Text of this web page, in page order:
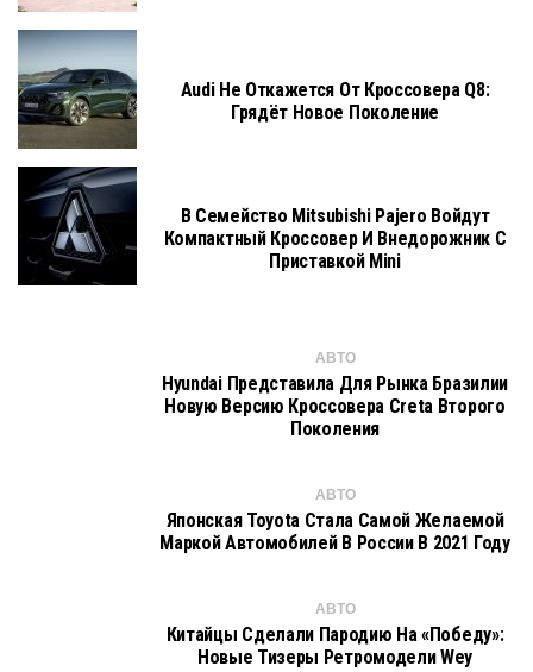
Audi Не Откажется От Кроссовера Q8:
Грядёт Новое Поколение
В Семейство Mitsubishi Pajero Войдут
Компактный Кроссовер И Внедорожник С
Приставкой Mini
АВТО
Hyundai Представила Для Рынка Бразилии
Новую Версию Кроссовера Creta Второго
Поколения
АВТО
Японская Toyota Стала Самой Желаемой
Маркой Автомобилей В России В 2021 Году
АВТО
Китайцы Сделали Пародию На «Победу»:
Новые Тизеры Ретромодели Wey